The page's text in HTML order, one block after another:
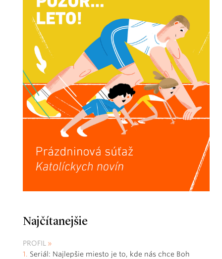
Najčítanejšie
PROFIL
Seriál: Najlepšie miesto je to, kde nás chce Boh